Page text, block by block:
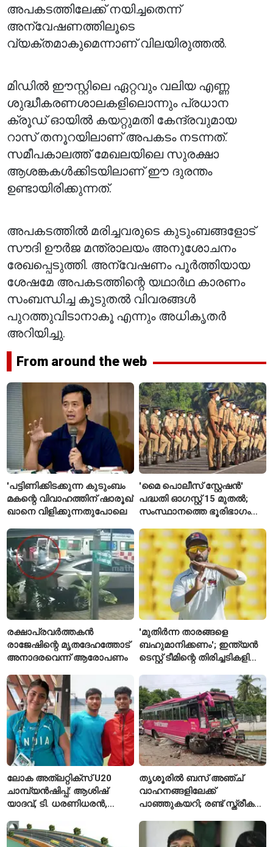
അപകടത്തിലേക്ക് നയിച്ചതെന്ന്
അന്വേഷണത്തിലൂടെ
വ്യക്തമാകുമെന്നാണ് വിലയിരുത്തൽ.
മിഡിൽ ഈസ്റ്റിലെ ഏറ്റവും വലിയ എണ്ണ
ശുദ്ധീകരണശാലകളിലൊന്നും പ്രധാന
ക്രൂഡ് ഓയിൽ കയറ്റുമതി കേന്ദ്രവുമായ
റാസ് തനൂറയിലാണ് അപകടം നടന്നത്.
സമീപകാലത്ത് മേഖലയിലെ സുരക്ഷാ
ആശങ്കകൾക്കിടയിലാണ് ഈ ദുരന്തം
ഉണ്ടായിരിക്കുന്നത്.
അപകടത്തിൽ മരിച്ചവരുടെ കുടുംബങ്ങളോട്
സൗദി ഊർജ മന്ത്രാലയം അനുശോചനം
രേഖപ്പെടുത്തി. അന്വേഷണം പൂർത്തിയായ
ശേഷമേ അപകടത്തിന്റെ യഥാർഥ കാരണം
സംബന്ധിച്ച കൂടുതൽ വിവരങ്ങൾ
പുറത്തുവിടാനാകൂ എന്നും അധികൃതർ
അറിയിച്ചു.
From around the web
'പട്ടിണിക്കിടക്കുന്ന കുടുംബം
മകന്റെ വിവാഹത്തിന് ഷാരൂഖ്
ഖാനെ വിളിക്കുന്നതുപോലെ
'മൈ പൊലീസ് സ്റ്റേഷൻ'
പദ്ധതി ഓഗസ്റ്റ് 15 മുതൽ;
സംസ്ഥാനത്തെ ഭൂരിഭാഗം
എസ്‌ഐമാർക്ക്
രക്ഷാപ്രവർത്തകൻ
രാജേഷിന്റെ മൃതദേഹത്തോട്
അനാദരവെന്ന് ആരോപണം
'മുതിർന്ന താരങ്ങളെ
ബഹുമാനിക്കണം'; ഇന്ത്യൻ
ടെസ്റ്റ് ടീമിന്റെ തിരിച്ചടികളിൽ
രഹാനെ
ലോക അത്‌ലറ്റിക്സ് U20
ചാമ്പ്യൻഷിപ്പ്: ആശിഷ്
യാദവ്, ടി. ധരണിധരൻ,
ഫൈനലിൽ
തൃശൂരിൽ ബസ് അഞ്ച്
വാഹനങ്ങളിലേക്ക്
പാഞ്ഞുകയറി; രണ്ട് സ്ത്രീകൾ